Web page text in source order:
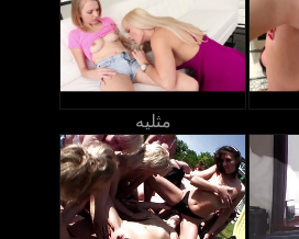
مثليه